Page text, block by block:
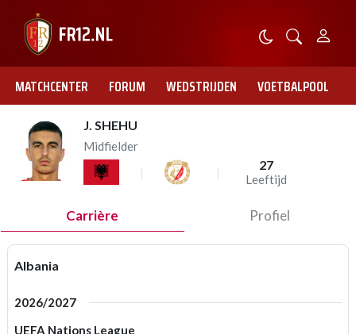
MATCHCENTER FORUM WEDSTRIJDEN VOETBALPOOL
J. SHEHU
Midfielder
27
Leeftijd
Carrière Profiel
Albania
2026/2027
UEFA Nations League